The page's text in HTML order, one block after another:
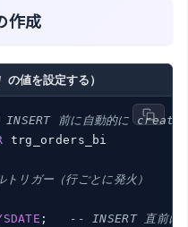
作成
値を設定する）
INSERT 前に自動的に
リガー（行ごとに発火）
;
-- INSERT 直前に